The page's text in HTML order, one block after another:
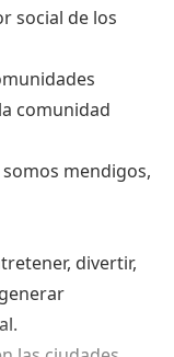
social de los
comunidad
mendigos,
divertir,